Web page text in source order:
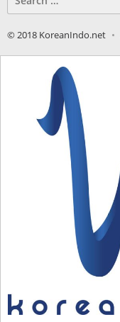
for:
© 2018 KoreanIndo.net